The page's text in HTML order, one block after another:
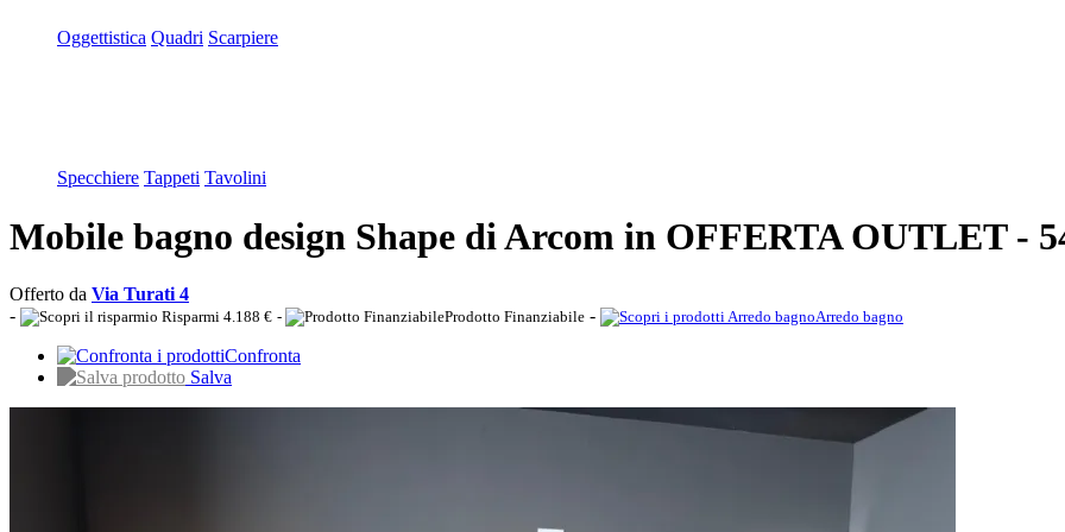
Oggettistica Quadri Scarpiere
Specchiere Tappeti Tavolini
Mobile bagno design Shape di Arcom in OFFERTA OUTLET -
Offerto da Via Turati 4
-
Risparmi 4.188 € - Prodotto Finanziabile - Arredo bagno
Confronta
Salva